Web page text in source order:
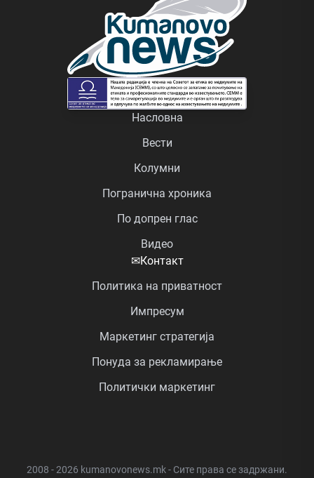
Насловна
Вести
Колумни
Погранична хроника
По допрен глас
Видео
✉Контакт
Политика на приватност
Импресум
Маркетинг стратегија
Понуда за рекламирање
Политички маркетинг
2008 - 2026 kumanovonews.mk - Сите права се задржани.